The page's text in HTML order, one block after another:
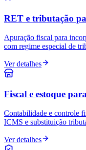
RET e tributação
Apuração fiscal para
com regime especial de
Ver detalhes
Fiscal e estoque
Contabilidade e controle
ICMS e substituição
Ver detalhes